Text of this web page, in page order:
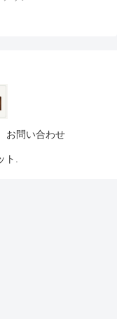
お問い合わせ
.